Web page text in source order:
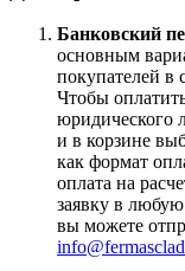
Банковский
основным
покупателей в
Чтобы
юридического
и в корзине
как формат
оплата на
заявку в
вы можете